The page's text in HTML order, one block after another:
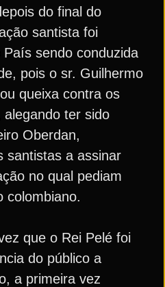
do final do
santista foi
sendo conduzida
pois o sr. Guilhermo
queixa contra os
alegando ter sido
Oberdan,
santistas a assinar
no qual pediam
colombiano.
que o Rei Pelé foi
do público a
a primeira vez